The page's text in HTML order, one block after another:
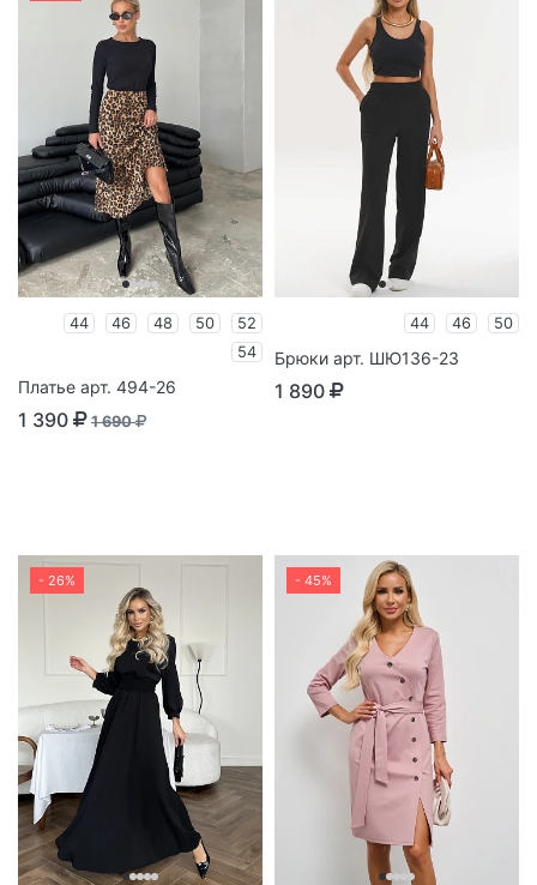
44 46 48 50
52
54
Платье арт. 494-26
1 390 1 690
44 46 50
Брюки арт. ШЮ136-23
1 890
- 26% - 45%